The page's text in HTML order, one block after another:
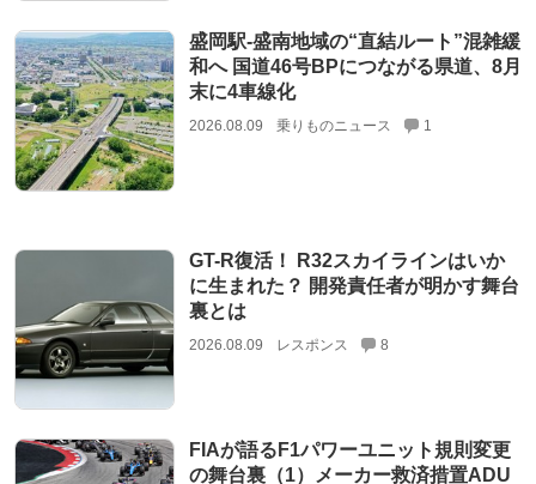
盛岡駅‐盛南地域の“直結ルート”混雑緩
和へ 国道46号BPにつながる県道、8月
末に4車線化
2026.08.09 乗りものニュース 1
GT-R復活！ R32スカイラインはいか
に生まれた？ 開発責任者が明かす舞台
裏とは
2026.08.09 レスポンス 8
FIAが語るF1パワーユニット規則変更
の舞台裏（1）メーカー救済措置ADU